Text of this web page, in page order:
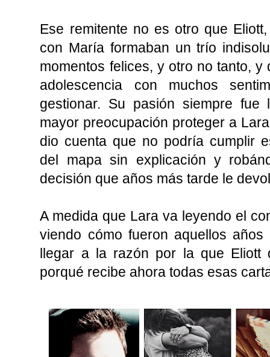
Ese remitente no es otro que
con María formaban un trío
momentos felices, y otro no tanto,
adolescencia con muchos
gestionar. Su pasión siempre
mayor preocupación proteger a
dio cuenta que no podría cumplir
del mapa sin explicación y
decisión que años más tarde le
A medida que Lara va leyendo el
viendo cómo fueron aquellos
llegar a la razón por la que
porqué recibe ahora todas esas